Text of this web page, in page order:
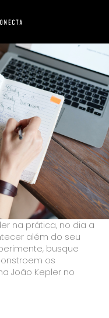
na prática, no dia a
além do seu
busque
os
João Kepler no